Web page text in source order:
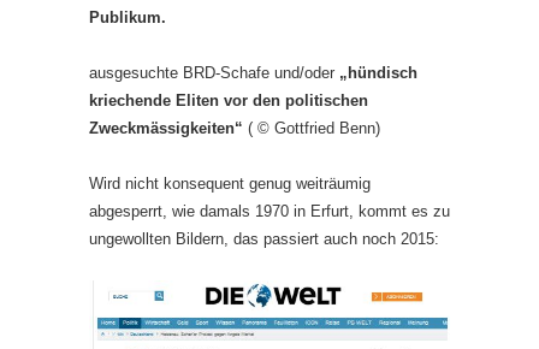
Publikum.
ausgesuchte BRD-Schafe und/oder „hündisch
kriechende Eliten vor den politischen
Zweckmässigkeiten“ ( © Gottfried Benn)
Wird nicht konsequent genug weiträumig
abgesperrt, wie damals 1970 in Erfurt, kommt es zu
ungewollten Bildern, das passiert auch noch 2015: